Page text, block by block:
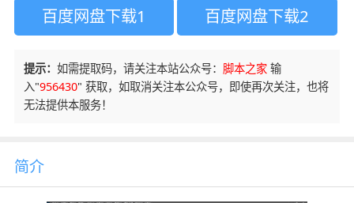
百度网盘下载1 百度网盘下载2
提示： 如需提取码，请关注本站公众号： 脚本之家输
入"956430" 获取，如取消关注本公众号，即使再次关注，也将
无法提供本服务！
简介